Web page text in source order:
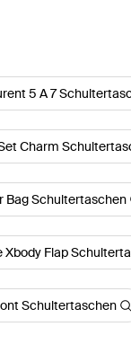
5 A 7
Charm
Bag Schultertaschen
Xbody Flap
Schultertaschen